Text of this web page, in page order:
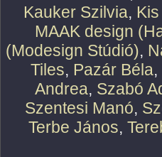
Kauker Szilvia,
MAAK design
(Modesign Stúdió),
Tiles, Pazár Béla,
Andrea, Szabó
Szentesi Manó,
Terbe János,